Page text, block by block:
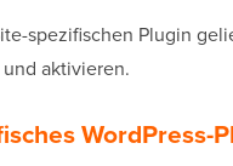
spezifischen Plugin
aktivieren.
WordPress-